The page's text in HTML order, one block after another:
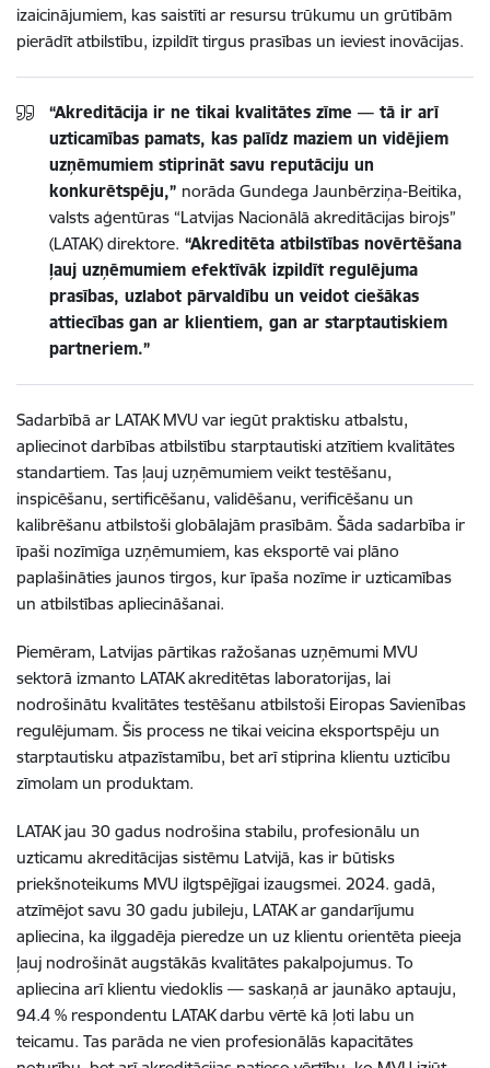
izaicinājumiem, kas saistīti ar resursu trūkumu un grūtībām
pierādīt atbilstību, izpildīt tirgus prasības un ieviest inovācijas.
“Akreditācija ir ne tikai kvalitātes zīme — tā ir arī
uzticamības pamats, kas palīdz maziem un vidējiem
uzņēmumiem stiprināt savu reputāciju un
konkurētspēju,” norāda Gundega Jaunbērziņa-Beitika,
valsts aģentūras “Latvijas Nacionālā akreditācijas birojs”
(LATAK) direktore. “Akreditēta atbilstības novērtēšana
ļauj uzņēmumiem efektīvāk izpildīt regulējuma
prasības, uzlabot pārvaldību un veidot ciešākas
attiecības gan ar klientiem, gan ar starptautiskiem
partneriem.”
Sadarbībā ar LATAK MVU var iegūt praktisku atbalstu,
apliecinot darbības atbilstību starptautiski atzītiem kvalitātes
standartiem. Tas ļauj uzņēmumiem veikt testēšanu,
inspicēšanu, sertificēšanu, validēšanu, verificēšanu un
kalibrēšanu atbilstoši globālajām prasībām. Šāda sadarbība ir
īpaši nozīmīga uzņēmumiem, kas eksportē vai plāno
paplašināties jaunos tirgos, kur īpaša nozīme ir uzticamības
un atbilstības apliecināšanai.
Piemēram, Latvijas pārtikas ražošanas uzņēmumi MVU
sektorā izmanto LATAK akreditētas laboratorijas, lai
nodrošinātu kvalitātes testēšanu atbilstoši Eiropas Savienības
regulējumam. Šis process ne tikai veicina eksportspēju un
starptautisku atpazīstamību, bet arī stiprina klientu uzticību
zīmolam un produktam.
LATAK jau 30 gadus nodrošina stabilu, profesionālu un
uzticamu akreditācijas sistēmu Latvijā, kas ir būtisks
priekšnoteikums MVU ilgtspējīgai izaugsmei. 2024. gadā,
atzīmējot savu 30 gadu jubileju, LATAK ar gandarījumu
apliecina, ka ilggadēja pieredze un uz klientu orientēta pieeja
ļauj nodrošināt augstākās kvalitātes pakalpojumus. To
apliecina arī klientu viedoklis — saskaņā ar jaunāko aptauju,
94.4 % respondentu LATAK darbu vērtē kā ļoti labu un
teicamu. Tas parāda ne vien profesionālās kapacitātes